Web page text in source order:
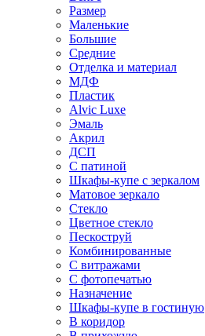
Размер
Маленькие
Большие
Средние
Отделка и материал
МДФ
Пластик
Alvic Luxe
Эмаль
Акрил
ДСП
С патиной
Шкафы-купе с зеркалом
Матовое зеркало
Стекло
Цветное стекло
Пескоструй
Комбинированные
С витражами
С фотопечатью
Назначение
Шкафы-купе в гостиную
В коридор